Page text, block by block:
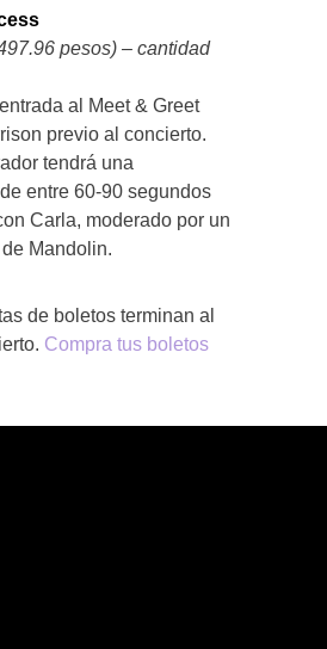
pesos) – cantidad
al Meet & Greet
previo al concierto.
tendrá una
entre 60-90 segundos
Carla, moderado por un
Mandolin.
de boletos terminan al
Compra tus boletos